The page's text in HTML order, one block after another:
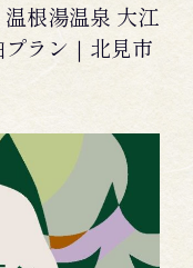
温根湯温泉 大江
ラン｜北見市